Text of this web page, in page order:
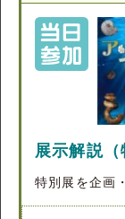
展示解説（
特別展を企画